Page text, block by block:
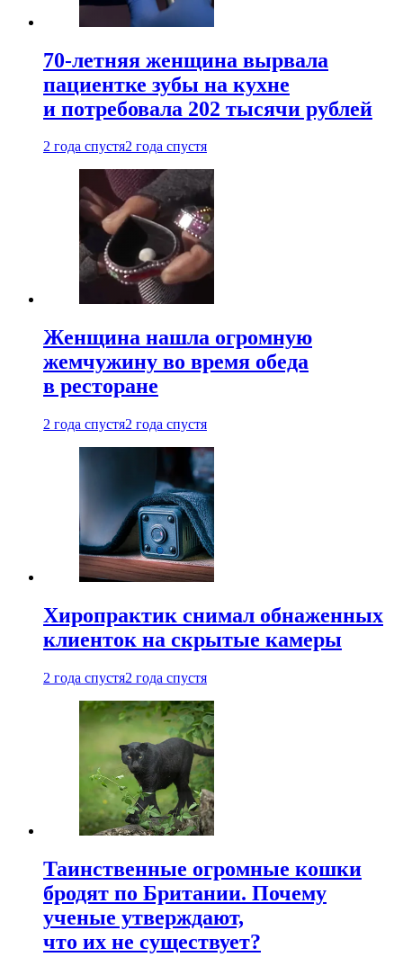
70-летняя женщина вырвала
пациентке зубы на кухне
и потребовала 202 тысячи рублей
2 года спустя2 года спустя
Женщина нашла огромную
жемчужину во время обеда
в ресторане
2 года спустя2 года спустя
Хиропрактик снимал обнаженных
клиенток на скрытые камеры
2 года спустя2 года спустя
Таинственные огромные кошки
бродят по Британии. Почему
ученые утверждают,
что их не существует?